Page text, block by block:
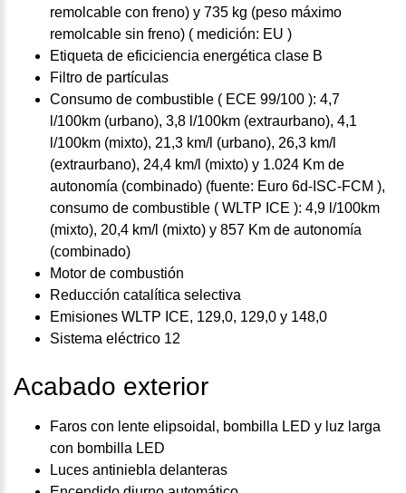
remolcable con freno) y 735 kg (peso máximo
remolcable sin freno) ( medición: EU )
Etiqueta de eficiciencia energética clase B
Filtro de partículas
Consumo de combustible ( ECE 99/100 ): 4,7
l/100km (urbano), 3,8 l/100km (extraurbano), 4,1
l/100km (mixto), 21,3 km/l (urbano), 26,3 km/l
(extraurbano), 24,4 km/l (mixto) y 1.024 Km de
autonomía (combinado) (fuente: Euro 6d-ISC-FCM ),
consumo de combustible ( WLTP ICE ): 4,9 l/100km
(mixto), 20,4 km/l (mixto) y 857 Km de autonomía
(combinado)
Motor de combustión
Reducción catalítica selectiva
Emisiones WLTP ICE, 129,0, 129,0 y 148,0
Sistema eléctrico 12
Acabado exterior
Faros con lente elipsoidal, bombilla LED y luz larga
con bombilla LED
Luces antiniebla delanteras